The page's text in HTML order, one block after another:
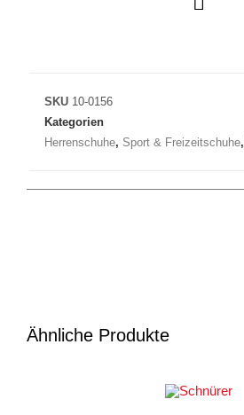
SKU 10-0156
Kategorien
Herrenschuhe, Sport & Freizeitschuhe,
Ähnliche Produkte